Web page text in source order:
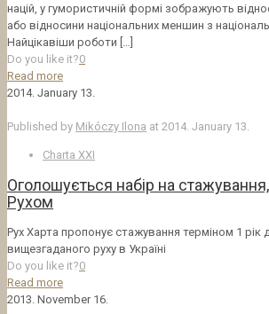
націй, у гумористичній формі зображують
або відносини національних меншин з
Найцікавіши роботи
Do you like it?0
Read more
2014. January 13.
Published by Mikóczy Ilona at 2014. January 13.
Charta XXI
Оголошується набір на
Рухом
Рух Харта пропонує стажування терміном 1 рік
вищезгаданого руху в Україні
Do you like it?0
Read more
2013. November 16.